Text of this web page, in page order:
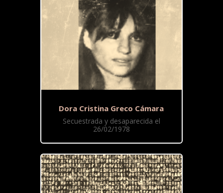
Dora Cristina Greco Cámara
Secuestrada y desaparecida el
26/02/1978